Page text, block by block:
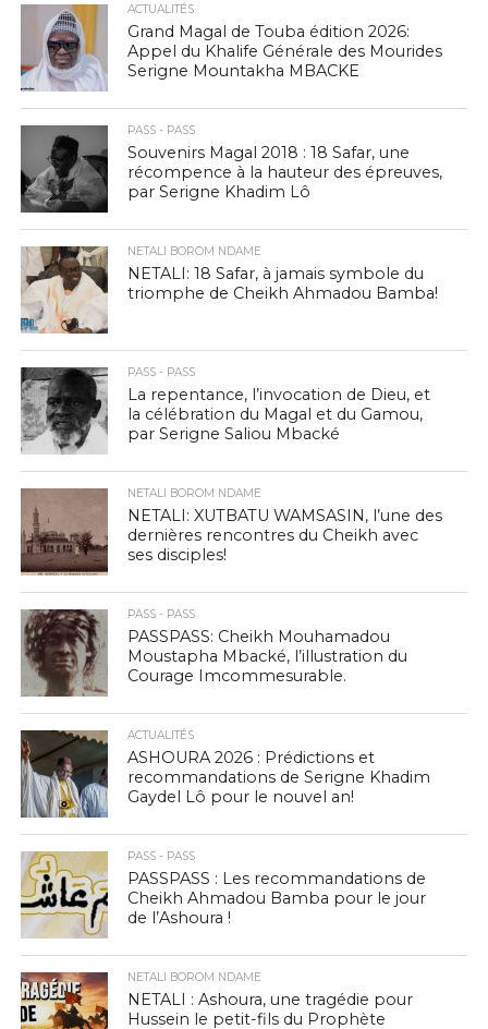
ACTUALITÉS
Grand Magal de Touba édition 2026:
Appel du Khalife Générale des Mourides
Serigne Mountakha MBACKE
PASS - PASS
Souvenirs Magal 2018 : 18 Safar, une
récompence à la hauteur des épreuves,
par Serigne Khadim Lô
NETALI BOROM NDAME
NETALI: 18 Safar, à jamais symbole du
triomphe de Cheikh Ahmadou Bamba!
PASS - PASS
La repentance, l’invocation de Dieu, et
la célébration du Magal et du Gamou,
par Serigne Saliou Mbacké
NETALI BOROM NDAME
NETALI: XUTBATU WAMSASIN, l’une des
dernières rencontres du Cheikh avec
ses disciples!
PASS - PASS
PASSPASS: Cheikh Mouhamadou
Moustapha Mbacké, l’illustration du
Courage Imcommesurable.
ACTUALITÉS
ASHOURA 2026 : Prédictions et
recommandations de Serigne Khadim
Gaydel Lô pour le nouvel an!
PASS - PASS
PASSPASS : Les recommandations de
Cheikh Ahmadou Bamba pour le jour
de l’Ashoura !
NETALI BOROM NDAME
NETALI : Ashoura, une tragédie pour
Hussein le petit-fils du Prophète